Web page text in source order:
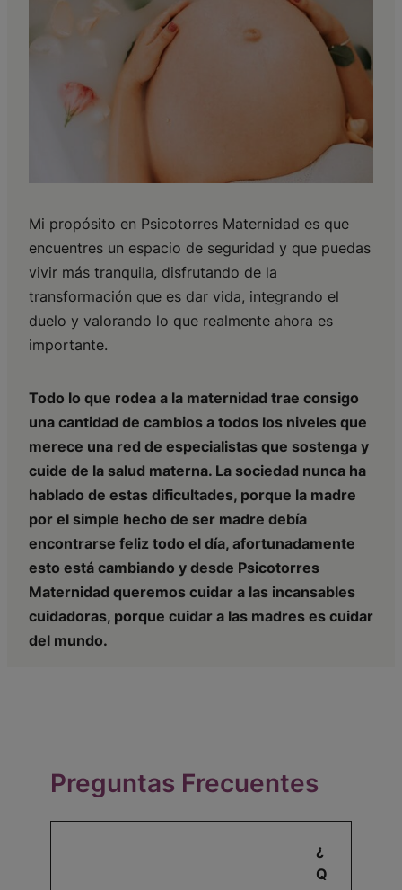
Mi propósito en Psicotorres Maternidad es que
encuentres un espacio de seguridad y que puedas
vivir más tranquila, disfrutando de la
transformación que es dar vida, integrando el
duelo y valorando lo que realmente ahora es
importante.
Todo lo que rodea a la maternidad trae consigo
una cantidad de cambios a todos los niveles que
merece una red de especialistas que sostenga y
cuide de la salud materna. La sociedad nunca ha
hablado de estas dificultades, porque la madre
por el simple hecho de ser madre debía
encontrarse feliz todo el día, afortunadamente
esto está cambiando y desde Psicotorres
Maternidad queremos cuidar a las incansables
cuidadoras, porque cuidar a las madres es cuidar
del mundo.
Preguntas Frecuentes
¿
Q